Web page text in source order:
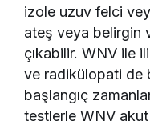
izole uzuv felci
ateş veya belirgin
çıkabilir. WNV ile
ve radikülopati de
başlangıç
testlerle WNV